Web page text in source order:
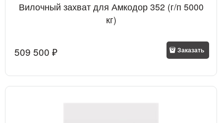
Вилочный захват для Амкодор 352 (г/п 5000
кг)
509 500 ₽ Заказать